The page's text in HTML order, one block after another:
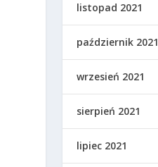
listopad 2021
październik 2021
wrzesień 2021
sierpień 2021
lipiec 2021